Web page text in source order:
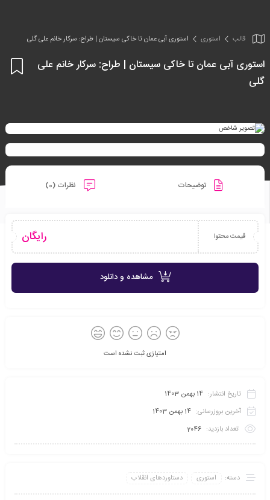
قالب استوری استوری آبی عمان تا خاکی سیستان | طراح: سرکار خانم علی گلی
استوری آبی عمان تا خاکی سیستان | طراح: سرکار خانم علی
گلی
توضیحات نظرات (0)
قیمت محتوا رایگان
مشاهده و دانلود
امتیازی ثبت نشده است
تاریخ انتشار: 14 بهمن 1403
آخرین بروزرسانی: 14 بهمن 1403
تعداد بازدید: 2046
دسته: استوری دستاوردهای انقلاب